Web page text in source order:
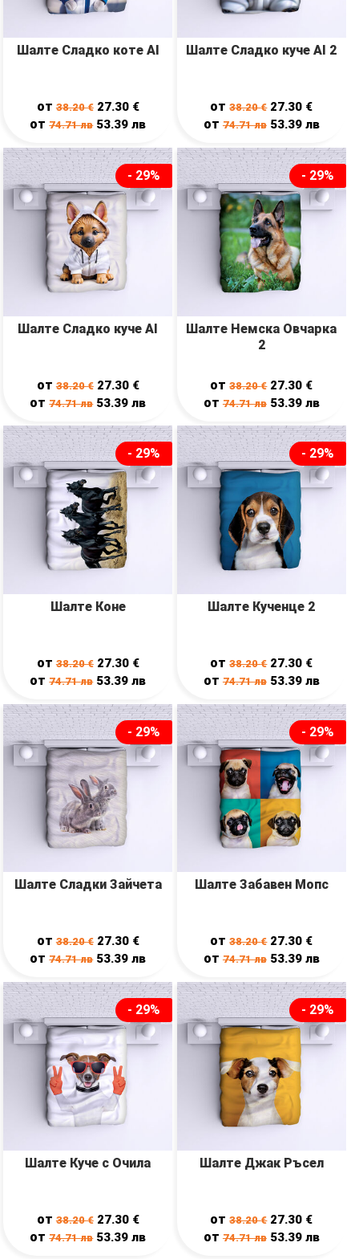
Шалте Сладко коте AI
от38.20€ 27.30 €
от74.71лв 53.39лв
Шалте Сладко куче AI 2
от38.20€ 27.30 €
от 74.71лв 53.39 лв
- 29%
Шалте Сладко куче AI
от38.20€ 27.30 €
от74.71лв 53.39лв
- 29%
Шалте Немска Овчарка
2
от38.20€ 27.30 €
от 74.71лв 53.39 лв
- 29%
Шалте Коне
от38.20€ 27.30 €
от74.71лв 53.39лв
- 29%
Шалте Кученце 2
от38.20€ 27.30 €
от 74.71лв 53.39 лв
- 29%
Шалте Сладки Зайчета
от38.20€ 27.30 €
от74.71лв 53.39лв
- 29%
Шалте Забавен Мопс
от38.20€ 27.30 €
от 74.71лв 53.39 лв
- 29%
Шалте Куче с Очила
от38.20€ 27.30 €
от74.71лв 53.39лв
- 29%
Шалте Джак Ръсел
от38.20€ 27.30 €
от 74.71лв 53.39 лв